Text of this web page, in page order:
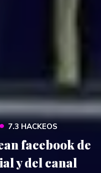
7.3 HACKEOS
facebook de
y del canal